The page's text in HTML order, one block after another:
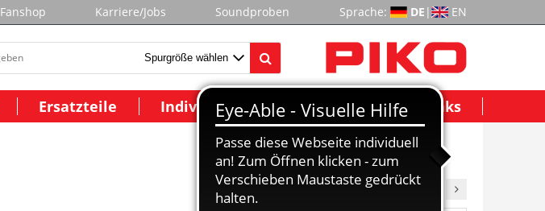
Fanshop Karriere/Jobs Soundproben Sprache: DE | EN
Ersatzteile Individuelle Modelle Wichtige Links
1